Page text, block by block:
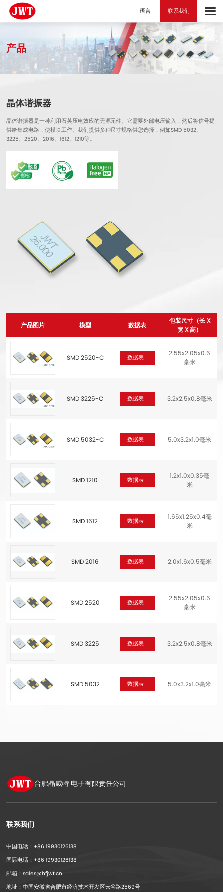
语言 联系我们
产品
晶体谐振器
晶体谐振器是一种利用石英压电效应的无源元件。它需要外部电压输入，然后将信号提
供给集成电路，使模块工作。我们提供多种尺寸规格供您选择，例如SMD 5032、
3225、2520、2016、1612、1210等。
产品图片 模型 数据表
包装尺寸（长 X
宽 X 高）
SMD 2520-C 数据表
2.55x2.05x0.6
毫米
SMD 3225-C 数据表 3.2x2.5x0.8毫米
SMD 5032-C 数据表 5.0x3.2x1.0毫米
SMD 1210 数据表
1.2x1.0x0.35毫
米
SMD 1612 数据表
1.65x1.25x0.4毫
米
SMD 2016 数据表 2.0x1.6x0.5毫米
SMD 2520 数据表
2.55x2.05x0.6
毫米
SMD 3225 数据表 3.2x2.5x0.8毫米
SMD 5032 数据表 5.0x3.2x1.0毫米
合肥晶威特 电子有限责任公司
联系我们
中国电话：+86 19930126138
国际电话：+86 19930126138
邮箱：sales@hfjwt.cn
地址：中国安徽省合肥市经济技术开发区云谷路2569号